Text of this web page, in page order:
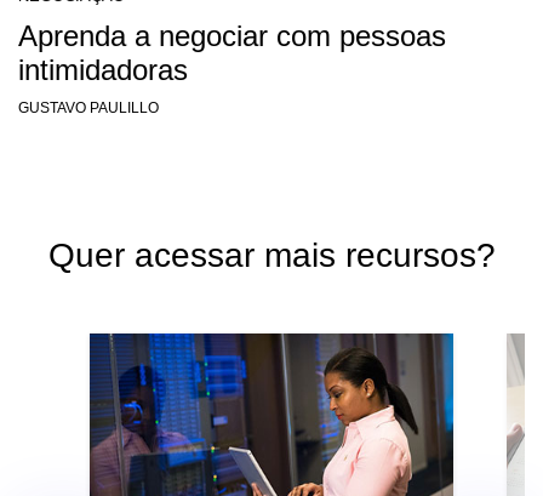
Aprenda a negociar com pessoas
intimidadoras
GUSTAVO PAULILLO
Quer acessar mais recursos?